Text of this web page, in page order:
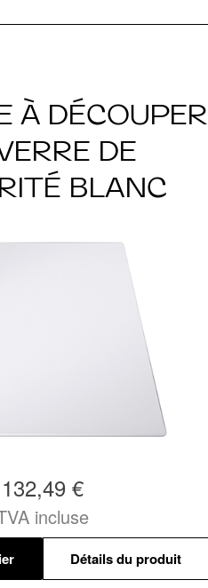
À DÉCOUPER
DE
BLANC
132,49 €
incluse
Détails du produit